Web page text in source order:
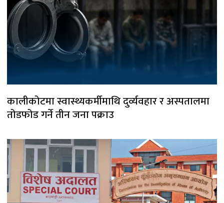
कालीकोटमा स्वास्थ्यकर्मीमाथि दुर्व्यवहार र अस्पतालमा
तोडफोड गर्ने तीन जना पक्राउ